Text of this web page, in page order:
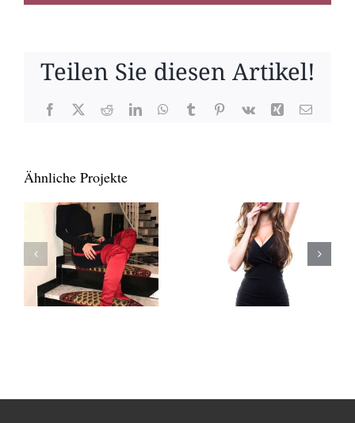
Teilen Sie diesen Artikel!
Facebook
X RedditLinkedInWhatsApp
TumblrPinterest
Vk Xing E-
Ähnliche Projekte